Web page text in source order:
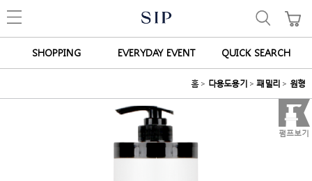
SHOPPING EVERYDAY EVENT QUICK SEARCH
홈 > 다용도용기 > 패밀리 > 원형
펌프보기